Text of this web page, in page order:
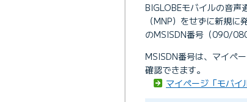
BIGLOBEモバイルの音声
（MNP）をせずに新規
のMSISDN番号（090/
MSISDN番号は、マイペ
確認できます。
マイページ「モバイ